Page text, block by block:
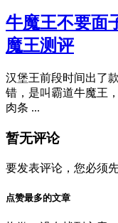
牛魔王不要面
魔王测评
汉堡王前段时间出了
错，是叫霸道牛魔王
肉条 ...
暂无评论
要发表评论，您必须
点赞最多的文章